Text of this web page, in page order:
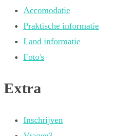
Accomodatie
Praktische informatie
Land informatie
Foto's
Extra
Inschrijven